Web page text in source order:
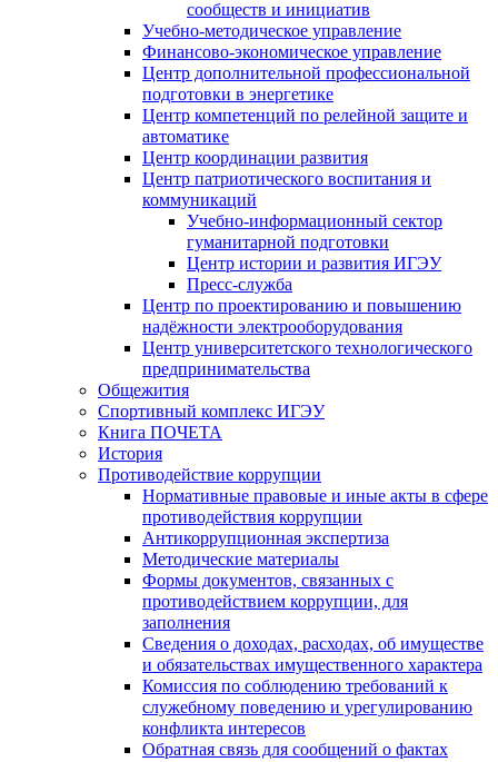
сообществ и инициатив
Учебно-методическое управление
Финансово-экономическое управление
Центр дополнительной профессиональной
подготовки в энергетике
Центр компетенций по релейной защите и
автоматике
Центр координации развития
Центр патриотического воспитания и
коммуникаций
Учебно-информационный сектор
гуманитарной подготовки
Центр истории и развития ИГЭУ
Пресс-служба
Центр по проектированию и повышению
надёжности электрооборудования
Центр университетского технологического
предпринимательства
Общежития
Спортивный комплекс ИГЭУ
Книга ПОЧЕТА
История
Противодействие коррупции
Нормативные правовые и иные акты в сфере
противодействия коррупции
Антикоррупционная экспертиза
Методические материалы
Формы документов, связанных с
противодействием коррупции, для
заполнения
Сведения о доходах, расходах, об имуществе
и обязательствах имущественного характера
Комиссия по соблюдению требований к
служебному поведению и урегулированию
конфликта интересов
Обратная связь для сообщений о фактах